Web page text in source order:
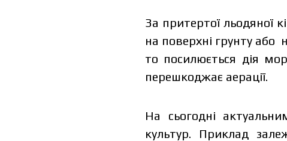
За притертої льодяної
на поверхні грунту або
то посилюється дія
перешкоджає аерації.
На сьогодні
культур. Приклад
Ціна
ціни